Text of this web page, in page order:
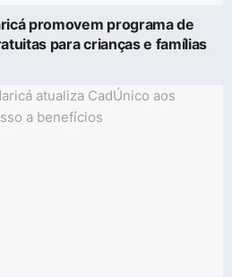
promovem programa de
para crianças e famílias